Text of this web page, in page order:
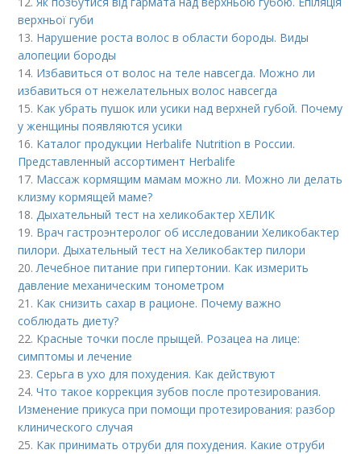
верхньої губи
13. Нарушение роста волос в области бороды. Виды
алопеции бороды
14. Избавиться от волос на теле навсегда. Можно ли
избавиться от нежелательных волос навсегда
15. Как убрать пушок или усики над верхней губой. Почему
у женщины появляются усики
16. Каталог продукции Herbalife Nutrition в России.
Представленный ассортимент Herbalife
17. Массаж кормящим мамам можно ли. Можно ли делать
клизму кормящей маме?
18.Дыхательный тест на хеликобактер ХЕЛИК
19. Врач гастроэнтеролог об исследовании Хеликобактер
пилори. Дыхательный тест на Хеликобактер пилори
20.Лечебное питание при гипертонии. Как измерить
давление механическим тонометром
21. Как снизить сахар в рационе. Почему важно
соблюдать диету?
22. Красные точки после прыщей. Розацеа на лице:
симптомы и лечение
23.Серьга в ухо для похудения. Как действуют
24.Что такое коррекция зубов после протезирования.
Изменение прикуса при помощи протезирования: разбор
клинического случая
25. Как принимать отруби для похудения. Какие отруби